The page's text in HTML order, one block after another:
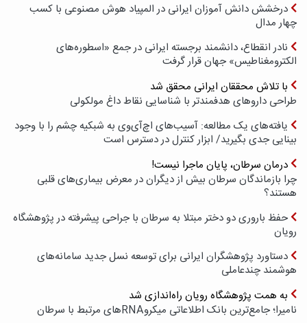
درخشش دانش آموزان ایرانی در المپیاد هوش مصنوعی با کسب
چهار مدال
نادر انقطاع، دانشمند برجسته ایرانی در جمع «اسطوره‌های
الکترومغناطیس» جهان قرار گرفت
با تلاش محققان ایرانی محقق شد
طراحی داروهای هدفمندتر با شناسایی نقاط داغ مولکولی
یافته‌های یک مطالعه: آسیب‌های اچ‌آی‌وی به شبکیه چشم را با وجود
بینایی جدی بگیرید/ ابزار کنترل در دسترس است
درمان سرطان، پایان ماجرا نیست!
چرا بازماندگان سرطان بیش از دیگران در معرض بیماری‌های قلبی
هستند؟
حفظ باروری دو دختر مبتلا به سرطان با جراحی پیشرفته در پژوهشگاه
رویان
دستاورد پژوهشگران ایرانی برای توسعه نسل جدید سامانه‌های
هوشمند چندعاملی
به همت پژوهشگاه رویان راه‌اندازی شد
نامیرا؛ جامع‌ترین بانک اطلاعاتی میکروRNAهای مرتبط با سرطان